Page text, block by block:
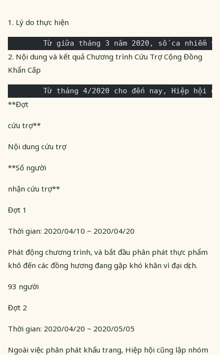
1. Lý do thực hiện
Từ giữa tháng 3 năm 2020, số ca nhiễm
2. Nội dung và kết quả Chương trình Cứu Trợ Cộng Đồng
Khẩn Cấp
Từ tháng 4/2020 cho đến nay, Hiệp hội
**Đợt
cứu trợ**
Nội dung cứu trợ
**Số người
nhận cứu trợ**
Đợt 1
Thời gian: 2020/04/10 ~ 2020/04/20
Phát động chương trình, và bắt đầu phân phát thực phẩm
khô đến các đồng hương đang gặp khó khăn vì đại dịch.
93 người
Đợt 2
Thời gian: 2020/04/20 ~ 2020/05/05
Ngoài việc phân phát khẩu trang, Hiệp hội cũng lập nhóm